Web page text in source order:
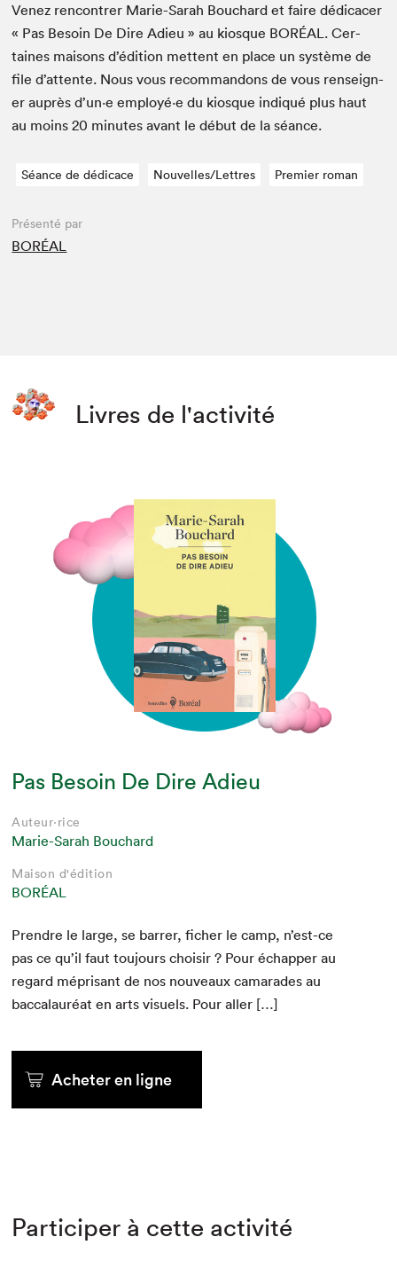
Venez ren­con­tr­er Marie-Sarah Bouchard et faire dédi­cac­er
« Pas Besoin De Dire Adieu » au kiosque BORÉAL. Cer­
taines maisons d’édi­tion met­tent en place un sys­tème de
file d’at­tente. Nous vous recom­man­dons de vous ren­seign­
er auprès d’un·e employé·e du kiosque indiqué plus haut
au moins20 min­utes avant le début de la séance.
Séance de dédicace Nouvelles/Lettres Premier roman
Présenté par
BORÉAL
Livres de l'activité
Pas Besoin De Dire Adieu
Auteur·rice
Marie-Sarah Bouchard
Maison d'édition
BORÉAL
Pren­dre le large, se bar­rer, fich­er le camp, n’est-ce
pas ce qu’il faut tou­jours choisir ? Pour échap­per au
regard méprisant de nos nou­veaux cama­rades au
bac­calau­réat en arts visuels. Pour aller […]
Acheter en ligne
Participer à cette activité